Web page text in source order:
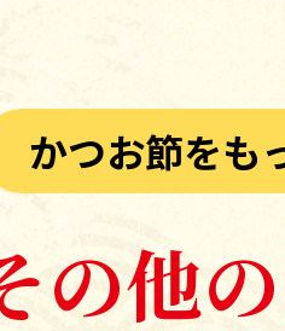
かつお節をも
の他